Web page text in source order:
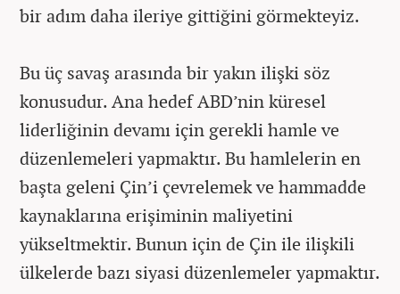
bir adım daha ileriye gittiğini görmekteyiz.
Bu üç savaş arasında bir yakın ilişki söz
konusudur. Ana hedef ABD’nin küresel
liderliğinin devamı için gerekli hamle ve
düzenlemeleri yapmaktır. Bu hamlelerin en
başta geleni Çin’i çevrelemek ve hammadde
kaynaklarına erişiminin maliyetini
yükseltmektir. Bunun için de Çin ile ilişkili
ülkelerde bazı siyasi düzenlemeler yapmaktır.